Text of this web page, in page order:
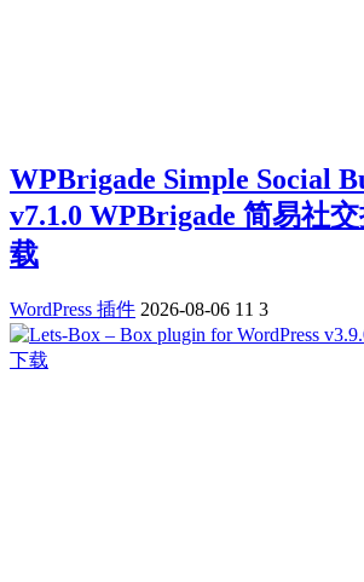
WPBrigade Simple Social
v7.1.0 WPBrigade 简易社
载
WordPress 插件 2026-08-06 11 3